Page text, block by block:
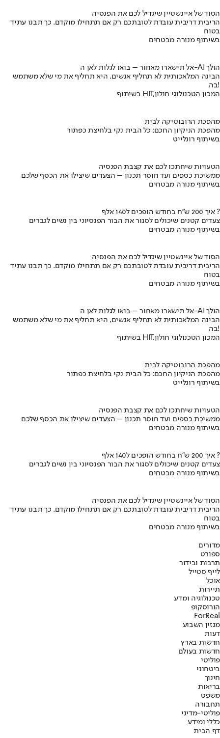
הסוד של איינשטיין שיגדיל לכם את הפנסיה
הריבית דריבית עובדת לטובתכם רק אם תתחילו מוקדם. כך תבנו עתיד
בטוח
בשיתוף מנורה מבטחים
אל תישארו מאחור – בואו לגלות לאן ה-AI הולך
הבינה המלאכותית לא תחליף אנשים, היא תחליף את מי שלא משתמש
בה!
בשיתוף HIT,המכון הטכנולוגי חולון
מהפכת הרובוטיקה לבית
מהפכת הניקיון החכם: כל הבית נקי בלחיצת כפתור
בשיתוף רונלייט
הטעויות שיחתכו לכם את קצבת הפנסיה
ממשיכת כספים ועד חוסר תכנון – הצעדים שיצילו את הכסף שלכם
בשיתוף מנורה מבטחים
איך 200 ש"ח בחודש הופכים ל140 אלף ?
צעדים קטנים שיכולים לסגור את הבור הפנסיוני בין נשים לגברים
בשיתוף מנורה מבטחים
הסוד של איינשטיין שיגדיל לכם את הפנסיה
הריבית דריבית עובדת לטובתכם רק אם תתחילו מוקדם. כך תבנו עתיד
בטוח
בשיתוף מנורה מבטחים
אל תישארו מאחור – בואו לגלות לאן ה-AI הולך
הבינה המלאכותית לא תחליף אנשים, היא תחליף את מי שלא משתמש
בה!
בשיתוף HIT,המכון הטכנולוגי חולון
מהפכת הרובוטיקה לבית
מהפכת הניקיון החכם: כל הבית נקי בלחיצת כפתור
בשיתוף רונלייט
הטעויות שיחתכו לכם את קצבת הפנסיה
ממשיכת כספים ועד חוסר תכנון – הצעדים שיצילו את הכסף שלכם
בשיתוף מנורה מבטחים
איך 200 ש"ח בחודש הופכים ל140 אלף ?
צעדים קטנים שיכולים לסגור את הבור הפנסיוני בין נשים לגברים
בשיתוף מנורה מבטחים
הסוד של איינשטיין שיגדיל לכם את הפנסיה
הריבית דריבית עובדת לטובתכם רק אם תתחילו מוקדם. כך תבנו עתיד
בטוח
בשיתוף מנורה מבטחים
מדורים
ספורט
תרבות ובידור
לייף סטייל
אוכל
תיירות
טכנולוגיה ומדע
הורוסקופ
ForReal
מגזין השבוע
דעות
חדשות בארץ
חדשות בעולם
פוליטי
ביטחוני
חינוך
בריאות
משפט
תחבורה
פוליטי-מדיני
כללי ומידע
דף הבית